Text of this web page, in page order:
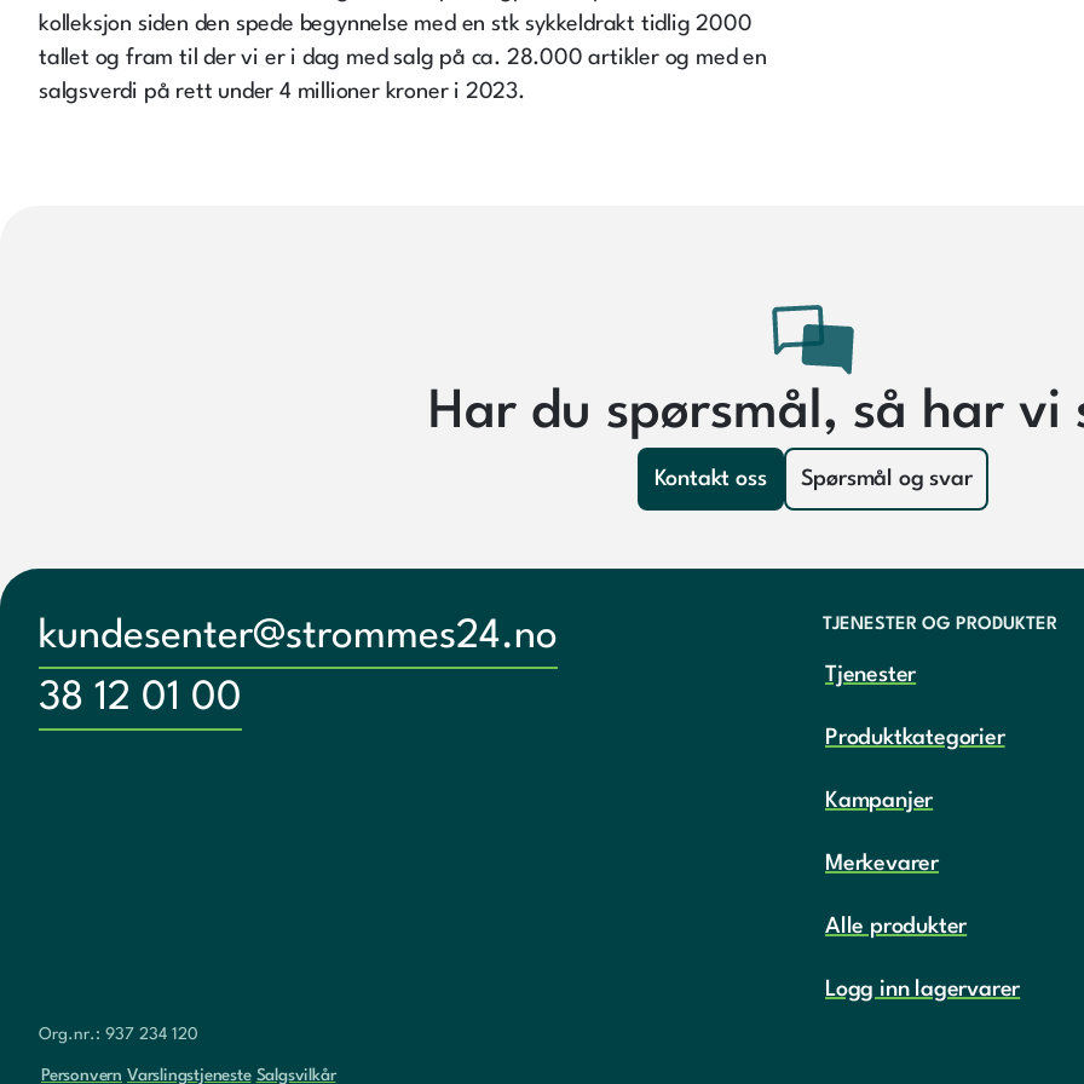
kolleksjon siden den spede begynnelse med en stk sykkeldrakt tidlig 2000
tallet og fram til der vi er i dag med salg på ca. 28.000 artikler og med en
salgsverdi på rett under 4 millioner kroner i 2023.
Har du spørsmål, så har vi
Kontakt oss Spørsmål og svar
kundesenter@strommes24.no
38 12 01 00
TJENESTER OG PRODUKTER
Tjenester
Produktkategorier
Kampanjer
Merkevarer
Alle produkter
Logg inn lagervarer
Org.nr.: 937 234 120
Personvern Varslingstjeneste Salgsvilkår